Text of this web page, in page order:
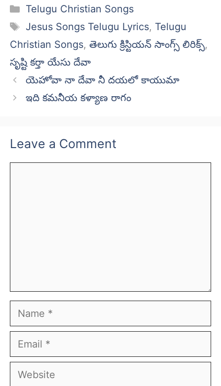
Categories
Telugu Christian Songs
Tags
Jesus Songs Telugu Lyrics, Telugu
Christian Songs, తెలుగు క్రిస్టియన్ సాంగ్స్ లిరిక్స్,
సృష్టి కర్తా యేసు దేవా
యెహోవా నా దేవా నీ దయలో కాయుమా
ఇది కమనీయ కళ్యాణ రాగం
Leave a Comment
Name
Email
Website